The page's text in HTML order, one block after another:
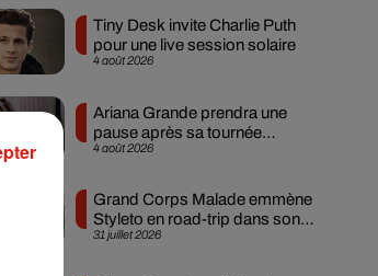
4 août 2026
Tiny Desk invite Charlie Puth
pour une live session solaire
4 août 2026
Ariana Grande prendra une
pause après sa tournée
mondiale
31 juillet 2026
Grand Corps Malade emmène
Styleto en road-trip dans son
nouveau clip